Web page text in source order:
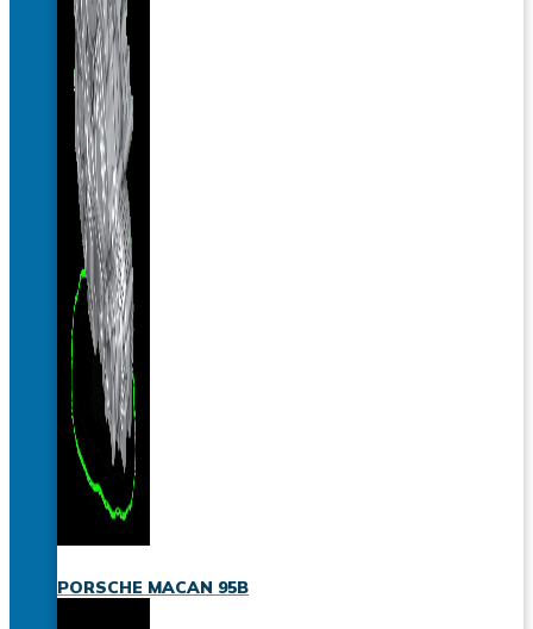
PORSCHE MACAN 95B